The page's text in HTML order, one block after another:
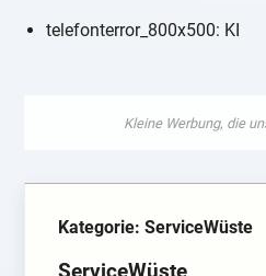
telefonterror_800x500: KI
Kategorie: ServiceWüste